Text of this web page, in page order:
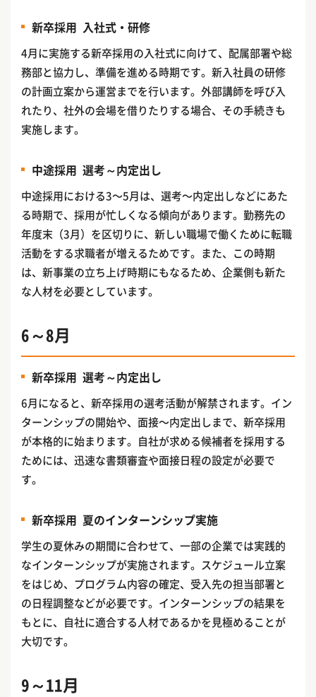
新卒採用 入社式・研修
4月に実施する新卒採用の入社式に向けて、配属部署や総
務部と協力し、準備を進める時期です。新入社員の研修
の計画立案から運営までを行います。外部講師を呼び入
れたり、社外の会場を借りたりする場合、その手続きも
実施します。
中途採用 選考～内定出し
中途採用における3〜5月は、選考〜内定出しなどにあた
る時期で、採用が忙しくなる傾向があります。勤務先の
年度末（3月）を区切りに、新しい職場で働くために転職
活動をする求職者が増えるためです。また、この時期
は、新事業の立ち上げ時期にもなるため、企業側も新た
な人材を必要としています。
6～8月
新卒採用 選考～内定出し
6月になると、新卒採用の選考活動が解禁されます。イン
ターンシップの開始や、面接〜内定出しまで、新卒採用
が本格的に始まります。自社が求める候補者を採用する
ためには、迅速な書類審査や面接日程の設定が必要で
す。
新卒採用 夏のインターンシップ実施
学生の夏休みの期間に合わせて、一部の企業では実践的
なインターンシップが実施されます。スケジュール立案
をはじめ、プログラム内容の確定、受入先の担当部署と
の日程調整などが必要です。インターンシップの結果を
もとに、自社に適合する人材であるかを見極めることが
大切です。
9～11月